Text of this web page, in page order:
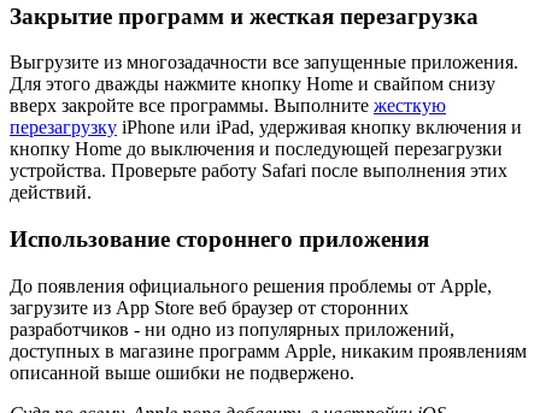
Закрытие программ и жесткая перезагрузка
Выгрузите из многозадачности все запущенные приложения.
Для этого дважды нажмите кнопку Home и свайпом снизу
вверх закройте все программы. Выполните жесткую
перезагрузку iPhone или iPad, удерживая кнопку включения и
кнопку Home до выключения и последующей перезагрузки
устройства. Проверьте работу Safari после выполнения этих
действий.
Использование стороннего приложения
До появления официального решения проблемы от Apple,
загрузите из App Store веб браузер от сторонних
разработчиков - ни одно из популярных приложений,
доступных в магазине программ Apple, никаким проявлениям
описанной выше ошибки не подвержено.